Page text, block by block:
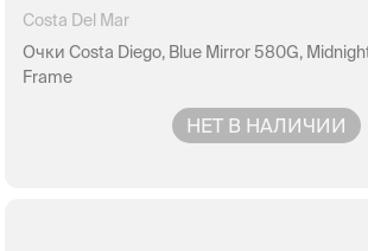
Costa Del Mar
Очки Costa Diego, Blue Mirror 580G,
Frame
НЕТ В НАЛИЧИИ